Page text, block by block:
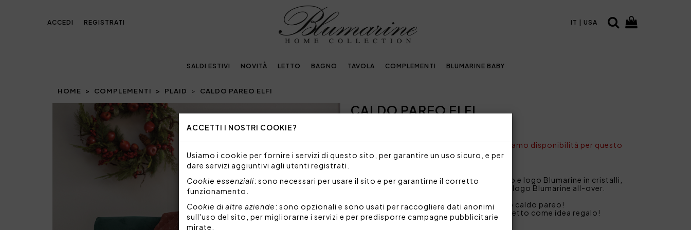
ACCETTI I NOSTRI COOKIE?
Usiamo i cookie per fornire i servizi di questo sito, per garantire un uso sicuro, e per
dare servizi aggiuntivi agli utenti registrati.
Cookie essenziali: sono necessari per usare il sito e per garantirne il corretto
funzionamento.
Cookie di altre aziende: sono opzionali e sono usati per raccogliere dati anonimi
sull'uso del sito, per migliorarne i servizi e per predisporre campagne pubblicitarie
mirate.
ACCEDI REGISTRATI IT | USA
SALDI ESTIVI NOVITÀ LETTO BAGNO TAVOLA COMPLEMENTI BLUMARINE BABY
HOME COMPLEMENTI PLAID CALDO PAREO ELFI
Prev NextCALDO PAREO ELFI
Siamo spiacenti, ma al momento non abbiamo disponibilità per questo
prodotto.
Caldo pareo con stampa piazzata, garzato e logo Blumarine in cristalli,
tessuto del retro garzato e stampato con logo Blumarine all-over.
Scalda le tue serate d'inverno con il nostro caldo pareo!
L'elegante scatola Blumarine lo rende perfetto come idea regalo!